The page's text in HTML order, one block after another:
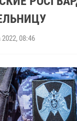
2022, 08:46